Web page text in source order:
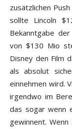
zusätzlichen
sollte Lincoln
Bekanntgabe
von $130 Mio
Disney den Film
als absolut
einnehmen wird.
irgendwo im
das sogar wenn
gewinnent.